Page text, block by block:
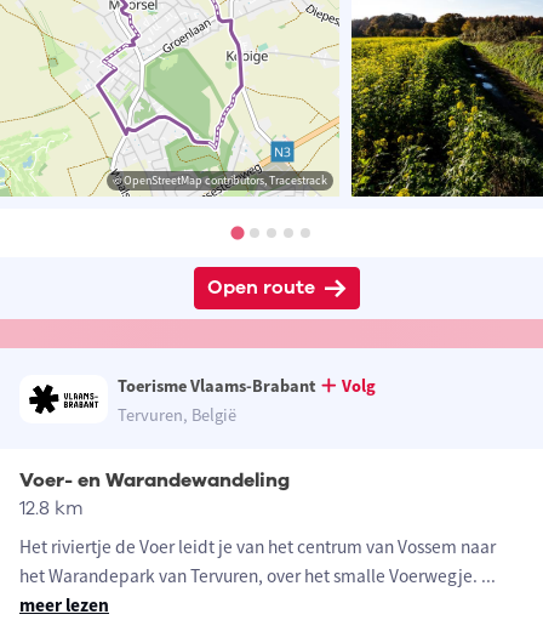
© OpenStreetMap contributors, Tracestrack
Open route
Toerisme Vlaams-Brabant
Volg
Tervuren, België
Voer- en Warandewandeling
12.8 km
Het riviertje de Voer leidt je van het centrum van Vossem naar
het Warandepark van Tervuren, over het smalle Voerwegje. ...
meer lezen